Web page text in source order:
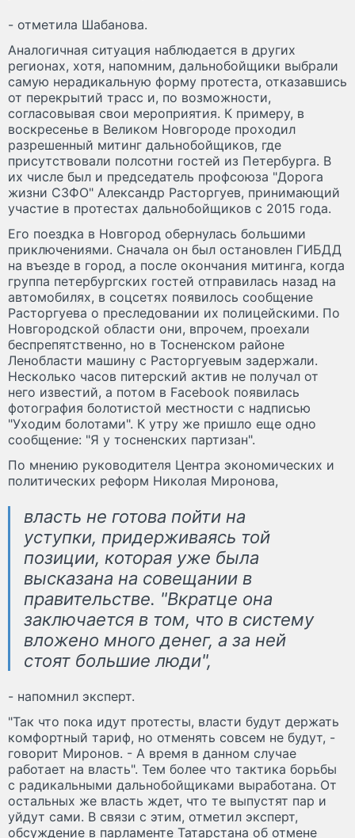
- отметила Шабанова.
Аналогичная ситуация наблюдается в других
регионах, хотя, напомним, дальнобойщики выбрали
самую нерадикальную форму протеста, отказавшись
от перекрытий трасс и, по возможности,
согласовывая свои мероприятия. К примеру, в
воскресенье в Великом Новгороде проходил
разрешенный митинг дальнобойщиков, где
присутствовали полсотни гостей из Петербурга. В
их числе был и председатель профсоюза "Дорога
жизни СЗФО" Александр Расторгуев, принимающий
участие в протестах дальнобойщиков с 2015 года.
Его поездка в Новгород обернулась большими
приключениями. Сначала он был остановлен ГИБДД
на въезде в город, а после окончания митинга, когда
группа петербургских гостей отправилась назад на
автомобилях, в соцсетях появилось сообщение
Расторгуева о преследовании их полицейскими. По
Новгородской области они, впрочем, проехали
беспрепятственно, но в Тосненском районе
Ленобласти машину с Расторгуевым задержали.
Несколько часов питерский актив не получал от
него известий, а потом в Facebook появилась
фотография болотистой местности с надписью
"Уходим болотами". К утру же пришло еще одно
сообщение: "Я у тосненских партизан".
По мнению руководителя Центра экономических и
политических реформ Николая Миронова,
власть не готова пойти на
уступки, придерживаясь той
позиции, которая уже была
высказана на совещании в
правительстве. "Вкратце она
заключается в том, что в систему
вложено много денег, а за ней
стоят большие люди",
- напомнил эксперт.
"Так что пока идут протесты, власти будут держать
комфортный тариф, но отменять совсем не будут, -
говорит Миронов. - А время в данном случае
работает на власть". Тем более что тактика борьбы
с радикальными дальнобойщиками выработана. От
остальных же власть ждет, что те выпустят пар и
уйдут сами. В связи с этим, отметил эксперт,
обсуждение в парламенте Татарстана об отмене